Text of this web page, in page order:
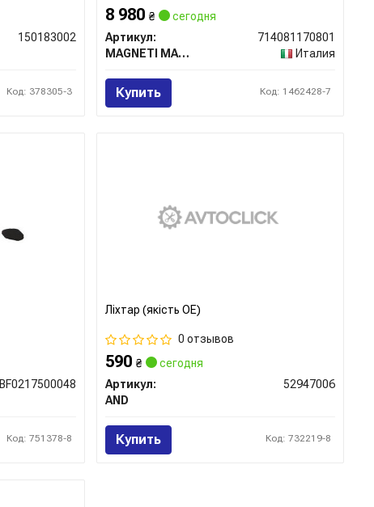
150183002
Код: 378305-3
8 980₴
сегодня
Артикул:
714081170801
MAGNETI MARELLI
Италия
Купить Код: 1462428-7
BF0217500048
Код: 751378-8
Ліхтар (якість OE)
0 отзывов
590₴
сегодня
Артикул:
52947006
AND
Купить Код: 732219-8